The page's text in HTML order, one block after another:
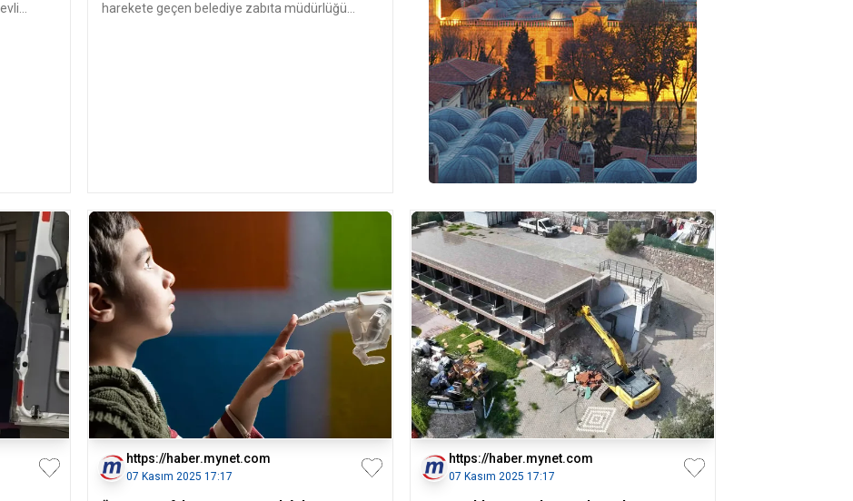
harekete geçen belediye zabıta müdürlüğü
https://haber.mynet.com
07 Kasım 2025 17:17
https://haber.mynet.com
07 Kasım 2025 17:17